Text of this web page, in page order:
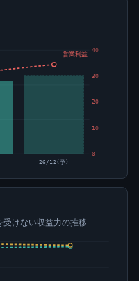
0
10
20
30
40
26/12(予)
営業利益
けない収益力の推移